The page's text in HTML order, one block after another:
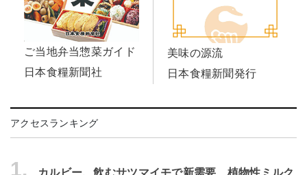
ご当地弁当惣菜ガイド
日本食糧新聞社
美味の源流
日本食糧新聞発行
アクセスランキング
1.